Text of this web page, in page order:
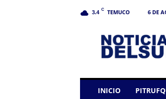
3.4 C TEMUCO 6 DE
INICIO